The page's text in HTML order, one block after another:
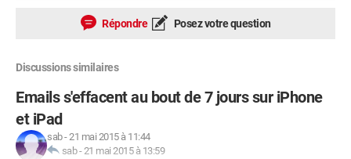
Répondre Posez votre question
Discussions similaires
Emails s'effacent au bout de 7 jours sur iPhone
et iPad
sab-21 mai 2015 à 11:44
sab-21 mai 2015 à 13:59